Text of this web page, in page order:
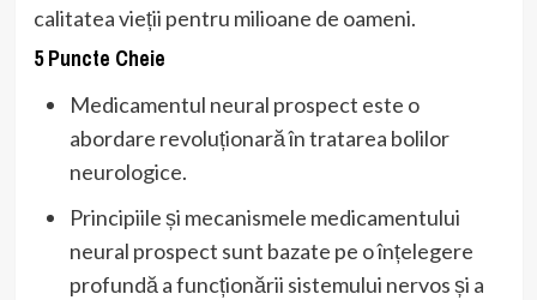
calitatea vieții pentru milioane de oameni.
5 Puncte Cheie
Medicamentul neural prospect este o
abordare revoluționară în tratarea bolilor
neurologice.
Principiile și mecanismele medicamentului
neural prospect sunt bazate pe o înțelegere
profundă a funcționării sistemului nervos și a